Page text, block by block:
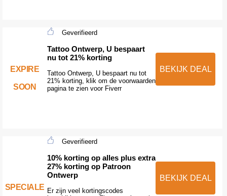
EXPIRE
SOON
Geverifieerd
Tattoo Ontwerp, U bespaart
nu tot 21% korting
Tattoo Ontwerp, U bespaart nu tot
21% korting, klik om de voorwaarden
pagina te zien voor Fiverr
BEKIJK DEAL
SPECIALE
Geverifieerd
10% korting op alles plus extra
27% korting op Patroon
Ontwerp
Er zijn veel kortingscodes
BEKIJK DEAL